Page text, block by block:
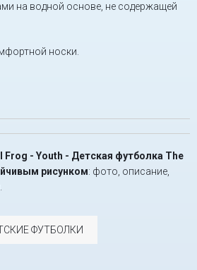
на водной основе, не содержащей
носки.
Frog - Youth - Детская футболка The
рисунком: фото, описание,
ФУТБОЛКИ